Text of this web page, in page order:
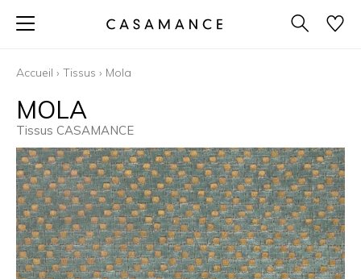
Accueil › Tissus › Mola
MOLA
Tissus CASAMANCE